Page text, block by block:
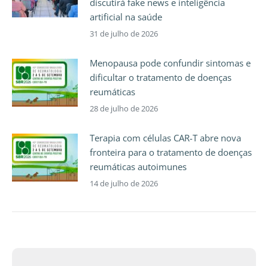
discutirá fake news e inteligência
artificial na saúde
31 de julho de 2026
Menopausa pode confundir sintomas e
dificultar o tratamento de doenças
reumáticas
28 de julho de 2026
Terapia com células CAR-T abre nova
fronteira para o tratamento de doenças
reumáticas autoimunes
14 de julho de 2026